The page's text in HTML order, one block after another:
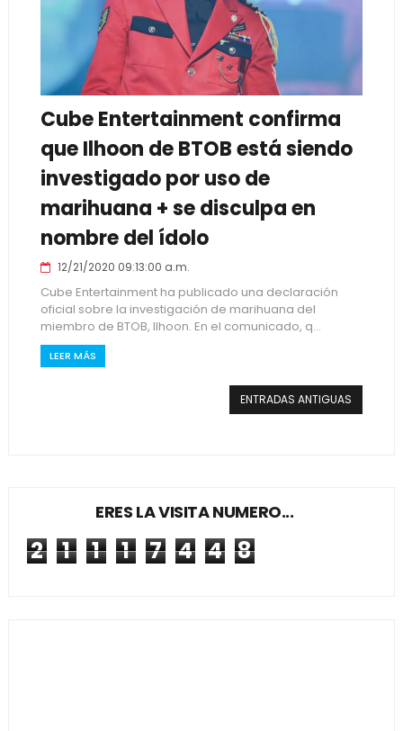
Cube Entertainment confirma
que Ilhoon de BTOB está siendo
investigado por uso de
marihuana + se disculpa en
nombre del ídolo
12/21/2020 09:13:00 a.m.
Cube Entertainment ha publicado una declaración
oficial sobre la investigación de marihuana del
miembro de BTOB, Ilhoon. En el comunicado, q...
LEER MÁS
ENTRADAS ANTIGUAS
ERES LA VISITA NUMERO...
2 1 1 1 7 4 4 8